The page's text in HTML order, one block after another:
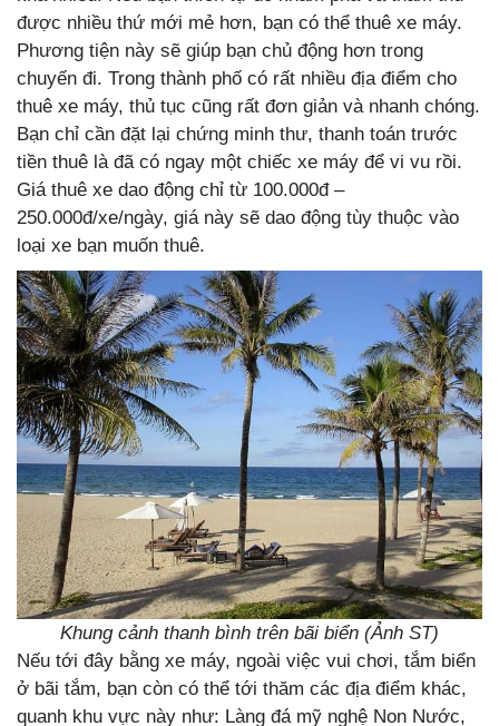
được nhiều thứ mới mẻ hơn, bạn có thể thuê xe máy.
Phương tiện này sẽ giúp bạn chủ động hơn trong
chuyến đi. Trong thành phố có rất nhiều địa điểm cho
thuê xe máy, thủ tục cũng rất đơn giản và nhanh chóng.
Bạn chỉ cần đặt lại chứng minh thư, thanh toán trước
tiền thuê là đã có ngay một chiếc xe máy để vi vu rồi.
Giá thuê xe dao động chỉ từ 100.000đ –
250.000đ/xe/ngày, giá này sẽ dao động tùy thuộc vào
loại xe bạn muốn thuê.
Khung cảnh thanh bình trên bãi biển (Ảnh ST)
Nếu tới đây bằng xe máy, ngoài việc vui chơi, tắm biển
ở bãi tắm, bạn còn có thể tới thăm các địa điểm khác,
quanh khu vực này như: Làng đá mỹ nghệ Non Nước,